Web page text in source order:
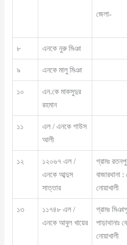
জেলা-
৮ এনকে নুরু মিঞা
৯ এনকে মালু মিঞা
১০
এন.কে মাকসুদুর
রহমান
১১
এল / এনকে গাউস
আলী
১২
১২০৬৭ এল /
এনকে আব্দুস
সাত্তার
গ্রামঃ
বাজারথানা
নোয়াখালী
১৩
১১৭৪৮ এল /
এনকে আবুল খায়ের
গ্রামঃ
পাড়াথানাঃ
নোয়াখালী